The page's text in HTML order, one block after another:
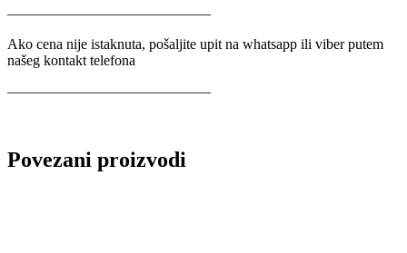
——————————————
Ako cena nije istaknuta, pošaljite upit na whatsapp ili viber putem
našeg kontakt telefona
——————————————
Povezani proizvodi